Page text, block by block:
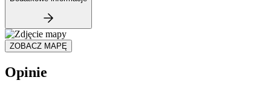
ZOBACZ MAPĘ
Opinie